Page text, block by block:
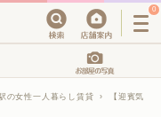
0
の女性一人暮らし賃貸 ›
【迎賓気